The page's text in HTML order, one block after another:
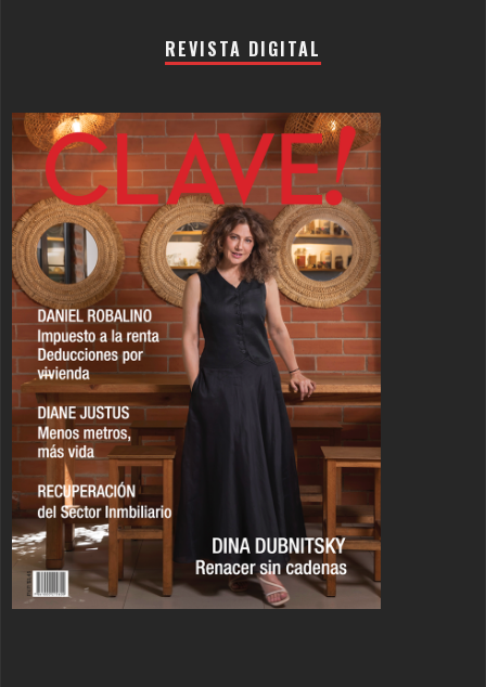
REVISTA DIGITAL